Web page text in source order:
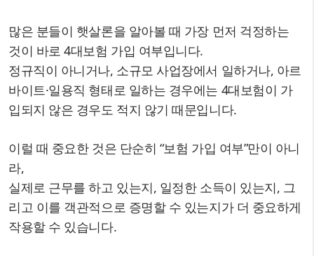
많은 분들이 햇살론을 알아볼 때 가장 먼저 걱정하는
것이 바로 4대보험 가입 여부입니다.
정규직이 아니거나, 소규모 사업장에서 일하거나, 아르
바이트·일용직 형태로 일하는 경우에는 4대보험이 가
입되지 않은 경우도 적지 않기 때문입니다.
이럴 때 중요한 것은 단순히 “보험 가입 여부”만이 아니
라,
실제로 근무를 하고 있는지, 일정한 소득이 있는지, 그
리고 이를 객관적으로 증명할 수 있는지가 더 중요하게
작용할 수 있습니다.